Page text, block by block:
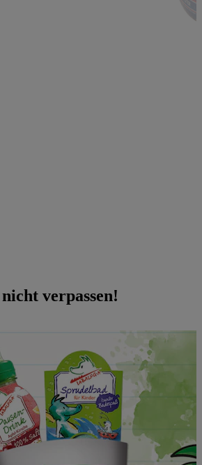
verpassen!